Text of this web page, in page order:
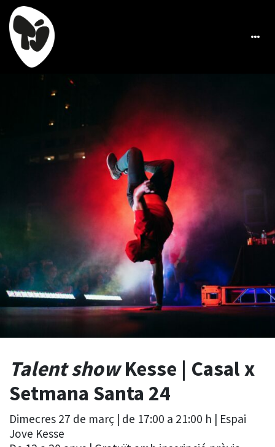
Talent showKesse | Casal x
Setmana Santa 24
Dimecres 27 de març | de 17:00 a 21:00 h | Espai
Jove Kesse